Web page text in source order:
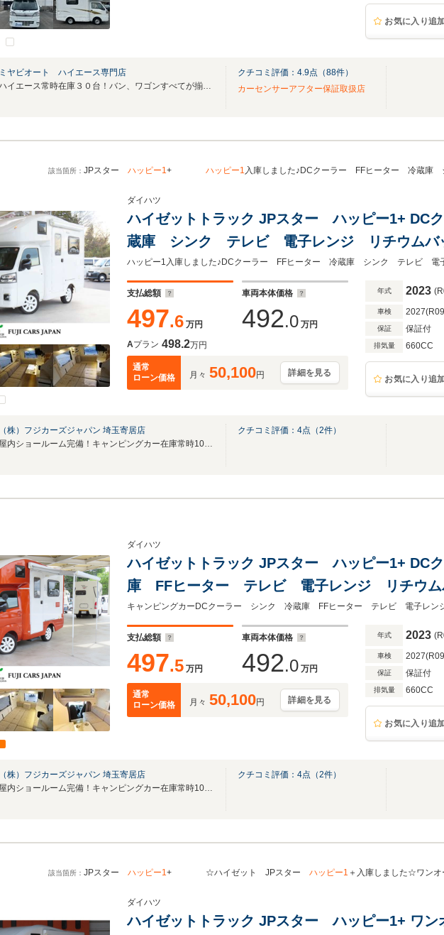
お気に入り追加
ミヤビオート ハイエース専門店
ハイエース常時在庫３０台！バン、ワゴンすべてが揃ってます！http://miyabiauto.net/
クチコミ評価： 4.9点（88件）
カーセンサーアフター保証取扱店
該当箇所： JPスター ハッピー1+ ハッピー1 入庫しました♪DCクーラー FFヒーター 冷蔵
ダイハツ
ハイゼットトラック JPスター ハッピー1+
蔵庫 シンク テレビ 電子レンジ リチウムバ
3000W 走行充電 コンバーター 外部電源 オ
支払総額
497.6 万円
車両本体価格
492.0 万円
Aプラン 498.2万円
通常
ローン価格
月々 50,100円 詳細を見る
年式 2023
車検
保証 保証付
排気量 660CC
お気に入り追加
（株）フジカーズジャパン 埼玉寄居店
屋内ショールーム完備！キャンピングカー在庫常時100台展示！
クチコミ評価： 4点（2件）
ダイハツ
ハイゼットトラック JPスター ハッピー1+
庫 FFヒーター テレビ 電子レンジ リチウム
電 コンバーター インバーター1500W ルー
オーニング ソーラーパネル
キャンピングカーDCクーラー シンク 冷蔵庫 FFヒーター テレビ 電子レン
支払総額
497.5 万円
車両本体価格
492.0 万円
通常
ローン価格
月々 50,100円 詳細を見る
年式 2023
車検
保証 保証付
排気量 660CC
お気に入り追加
（株）フジカーズジャパン 埼玉寄居店
屋内ショールーム完備！キャンピングカー在庫常時100台展示！
クチコミ評価： 4点（2件）
該当箇所： JPスター ハッピー1+ ☆ハイゼット JPスター ハッピー1 ＋入庫しました☆ワン
ダイハツ
ハイゼットトラック JPスター ハッピー1+ ワ